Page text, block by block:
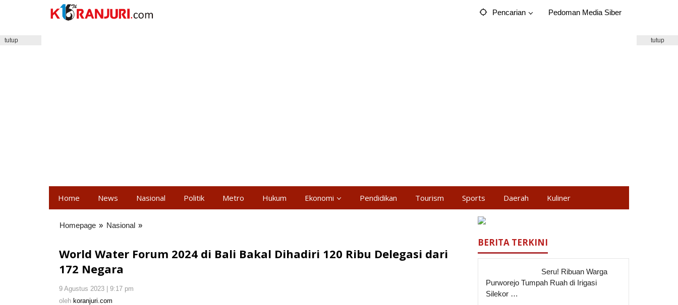
Pencarian Pedoman Media Siber
Home News Nasional Politik Metro Hukum Ekonomi Pendidikan Tourism Sports Daerah Kuliner
tutup tutup
Homepage » Nasional »
2024
World Water Forum 2024 di Bali Bakal Dihadiri 120 Ribu Delegasi dari
172 Negara
9 Agustus 2023 | 9:17 pm
oleh koranjuri.com
BERITA TERKINI
Seru! Ribuan Warga
Purworejo Tumpah Ruah di Irigasi
Silekor …